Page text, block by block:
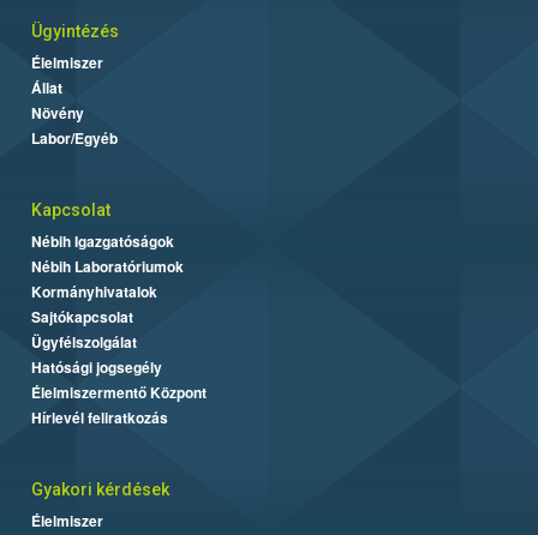
Ügyintézés
Élelmiszer
Állat
Növény
Labor/Egyéb
Kapcsolat
Nébih Igazgatóságok
Nébih Laboratóriumok
Kormányhivatalok
Sajtókapcsolat
Ügyfélszolgálat
Hatósági jogsegély
Élelmiszermentő Központ
Hírlevél feliratkozás
Gyakori kérdések
Élelmiszer